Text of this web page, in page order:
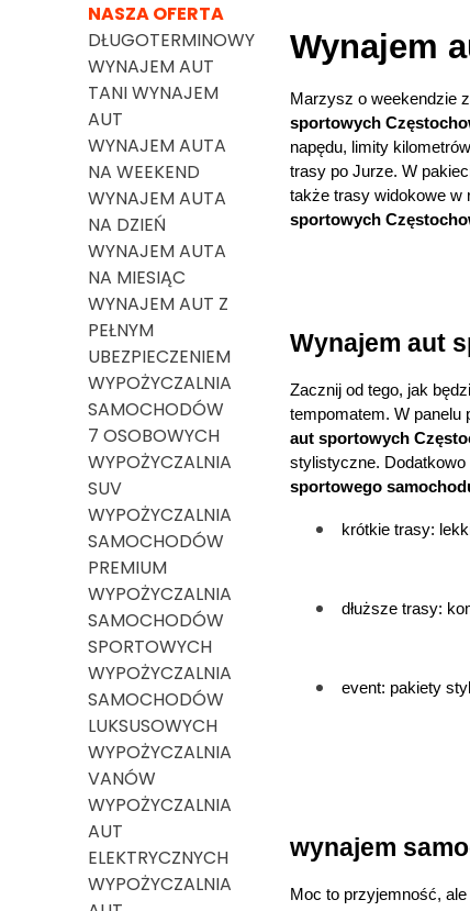
NASZA OFERTA
DŁUGOTERMINOWY
WYNAJEM AUT
TANI WYNAJEM
AUT
WYNAJEM AUTA
NA WEEKEND
WYNAJEM AUTA
NA DZIEŃ
WYNAJEM AUTA
NA MIESIĄC
WYNAJEM AUT Z
PEŁNYM
UBEZPIECZENIEM
WYPOŻYCZALNIA
SAMOCHODÓW
7 OSOBOWYCH
WYPOŻYCZALNIA
SUV
WYPOŻYCZALNIA
SAMOCHODÓW
PREMIUM
WYPOŻYCZALNIA
SAMOCHODÓW
SPORTOWYCH
WYPOŻYCZALNIA
SAMOCHODÓW
LUKSUSOWYCH
WYPOŻYCZALNIA
VANÓW
WYPOŻYCZALNIA
AUT
ELEKTRYCZNYCH
WYPOŻYCZALNIA
Wynajem
Marzysz o weekendzie
sportowych
napędu, limity
trasy po Jurze. W
także trasy widokowe w
sportowych
Wynajem aut
Zacznij od tego, jak
tempomatem. W panelu
aut sportowych
stylistyczne.
sportowego
krótkie trasy:
dłuższe trasy:
event: pakiety
wynajem
Moc to przyjemność,